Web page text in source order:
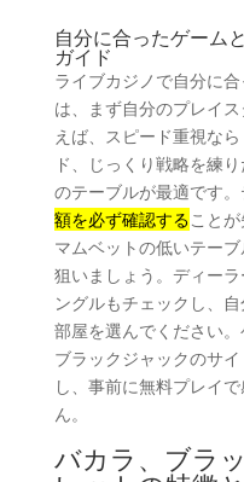
自分に合ったゲーム
ガイド
ライブカジノで自分に
は、まず自分のプレイ
えば、スピード重視な
ド、じっくり戦略を練
のテーブルが最適です。
額を必ず確認すること
マムベットの低いテー
狙いましょう。ディー
ングルもチェックし、
部屋を選んでください
ブラックジャックのサ
し、事前に無料プレイ
ん。
バカラ、ブラ